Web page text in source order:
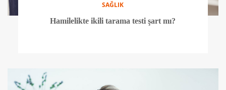
SAĞLIK
Hamilelikte ikili tarama testi şart mı?